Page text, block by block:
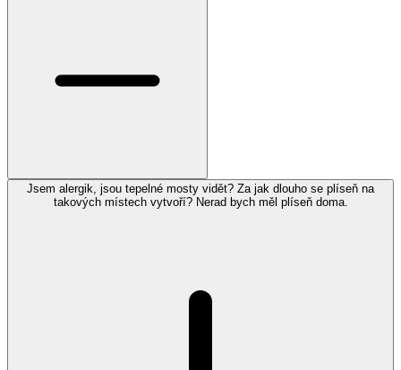
Jsem alergik, jsou tepelné mosty vidět? Za jak dlouho se plíseň na
takových místech vytvoří? Nerad bych měl plíseň doma.